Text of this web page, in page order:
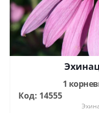
1
Код: 14555